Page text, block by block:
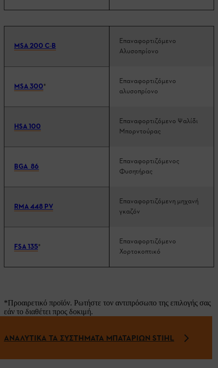
MSA 200 C-B
Επαναφορτιζόμενο
Αλυσοπρίονο
MSA 300*
Επαναφορτιζόμενο
αλυσοπρίονο
HSA 100
Επαναφορτιζόμενο Ψαλίδι
Μπορντούρας
BGA 86
Επαναφορτιζόμενος
Φυσητήρας
RMA 448 PV
Επαναφορτιζόμενη μηχανή
γκαζόν
FSA 135*
Επαναφορτιζόμενο
Χορτοκοπτικό
*Προαιρετικό προϊόν. Ρωτήστε τον αντιπρόσωπο της επιλογής σας
εάν το διαθέτει προς δοκιμή.
ΑΝΑΛΥΤΙΚΑ ΤΑ ΣΥΣΤΗΜΑΤΑ ΜΠΑΤΑΡΙΩΝ STIHL